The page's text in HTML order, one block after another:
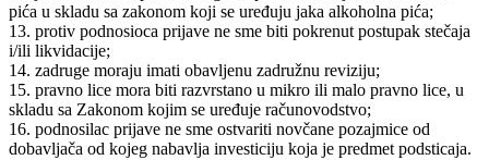
pića u skladu sa zakonom koji se uređuju jaka alkoholna pića;
13. protiv podnosioca prijave ne sme biti pokrenut postupak stečaja
i/ili likvidacije;
14. zadruge moraju imati obavljenu zadružnu reviziju;
15. pravno lice mora biti razvrstano u mikro ili malo pravno lice, u
skladu sa Zakonom kojim se uređuje računovodstvo;
16. podnosilac prijave ne sme ostvariti novčane pozajmice od
dobavljača od kojeg nabavlja investiciju koja je predmet podsticaja.